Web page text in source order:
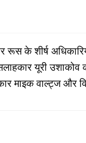
के शीर्ष
यूरी
माइक वाल्ट्ज